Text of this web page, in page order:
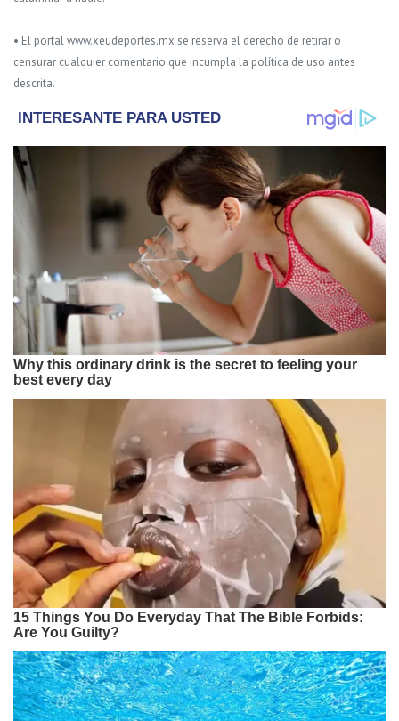
• El portal www.xeudeportes.mx se reserva el derecho de retirar o
censurar cualquier comentario que incumpla la política de uso antes
descrita.